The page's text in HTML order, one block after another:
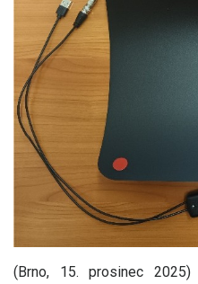
(Brno, 15. prosinec 2025)